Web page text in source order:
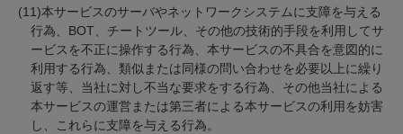
(11)本サービスのサーバやネットワークシステムに支障を与える
行為、BOT、チートツール、その他の技術的手段を利用してサ
ービスを不正に操作する行為、本サービスの不具合を意図的に
利用する行為、類似または同様の問い合わせを必要以上に繰り
返す等、当社に対し不当な要求をする行為、その他当社による
本サービスの運営または第三者による本サービスの利用を妨害
し、これらに支障を与える行為。